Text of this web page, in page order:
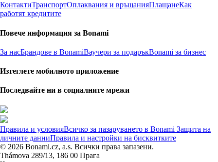
КонтактиТранспортОплаквания и връщанияПлащанеКак
работят кредитите
Повече информация за Bonami
За насБрандове в BonamiВаучери за подаръкBonami за бизнес
Изтеглете мобилното приложение
Последвайте ни в социалните мрежи
Правила и условияВсичко за пазаруването в Bonami Защита на
личните данниПравила и настройки на бисквитките
© 2026 Bonami.cz, a.s. Всички права запазени.
Thámova 289/13, 186 00 Прага